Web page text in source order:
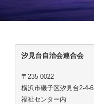
汐見台自治会連合会
〒235-0022
横浜市磯子区汐見台2-4-6
福祉センター内